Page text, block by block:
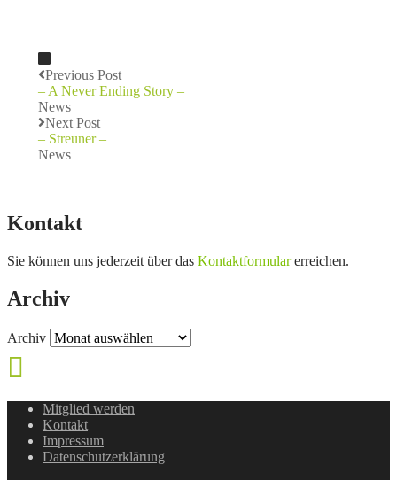
Previous Post
– A Never Ending Story –
News
Next Post
– Streuner –
News
Kontakt
Sie können uns jederzeit über das Kontaktformularerreichen.
Archiv
Archiv
Mitglied werden
Kontakt
Impressum
Datenschutzerklärung